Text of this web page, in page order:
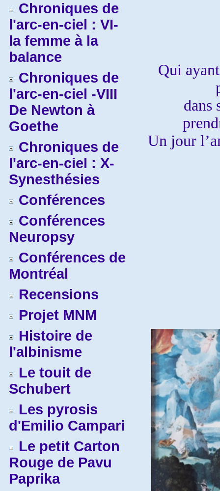
Chroniques de
l'arc-en-ciel : VI-
la femme à la
balance
Chroniques de
l'arc-en-ciel -VIII
De Newton à
Goethe
Chroniques de
l'arc-en-ciel : X-
Synesthésies
Conférences
Conférences
Neuropsy
Conférences de
Montréal
Recensions
Projet MNM
Histoire de
l'albinisme
Le touit de
Schubert
Les pyrosis
d'Emilio Campari
Le petit Carton
Rouge de Pavu
Paprika
Qui
dans
Un jour